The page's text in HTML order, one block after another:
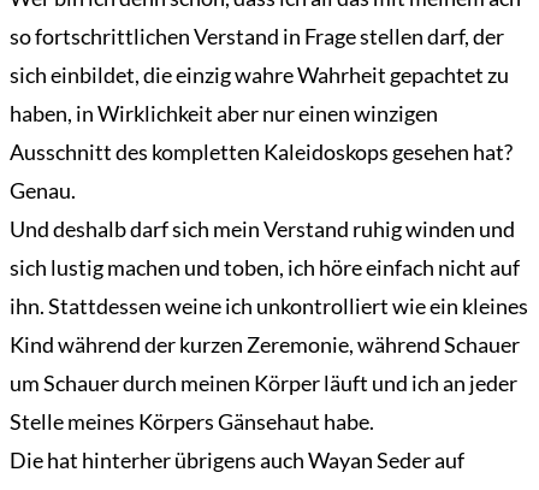
so fortschrittlichen Verstand in Frage stellen darf, der
sich einbildet, die einzig wahre Wahrheit gepachtet zu
haben, in Wirklichkeit aber nur einen winzigen
Ausschnitt des kompletten Kaleidoskops gesehen hat?
Genau.
Und deshalb darf sich mein Verstand ruhig winden und
sich lustig machen und toben, ich höre einfach nicht auf
ihn. Stattdessen weine ich unkontrolliert wie ein kleines
Kind während der kurzen Zeremonie, während Schauer
um Schauer durch meinen Körper läuft und ich an jeder
Stelle meines Körpers Gänsehaut habe.
Die hat hinterher übrigens auch Wayan Seder auf